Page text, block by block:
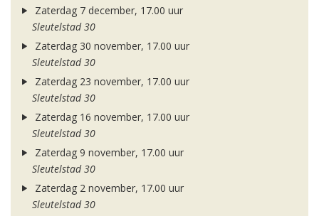
Zaterdag 7 december, 17.00 uur
Sleutelstad 30
Zaterdag 30 november, 17.00 uur
Sleutelstad 30
Zaterdag 23 november, 17.00 uur
Sleutelstad 30
Zaterdag 16 november, 17.00 uur
Sleutelstad 30
Zaterdag 9 november, 17.00 uur
Sleutelstad 30
Zaterdag 2 november, 17.00 uur
Sleutelstad 30